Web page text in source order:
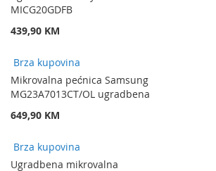
MICG20GDFB
439,90 KM
Brza kupovina
Mikrovalna pećnica Samsung
MG23A7013CT/OL ugradbena
649,90 KM
Brza kupovina
Ugradbena mikrovalna